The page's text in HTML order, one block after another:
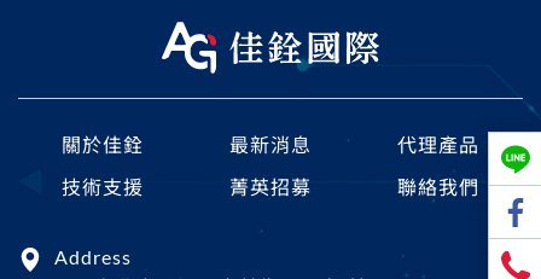
關於佳銓 最新消息
代理產品
技術支援
菁英招募 聯絡我們
Address